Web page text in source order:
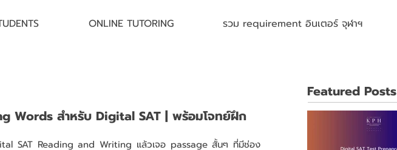
ONLINE TUTORING รวม requirement อินเตอร์ จุฬาฯ
Words สำหรับ Digital SAT | พร้อมโจทย์ฝึก
Featured Posts